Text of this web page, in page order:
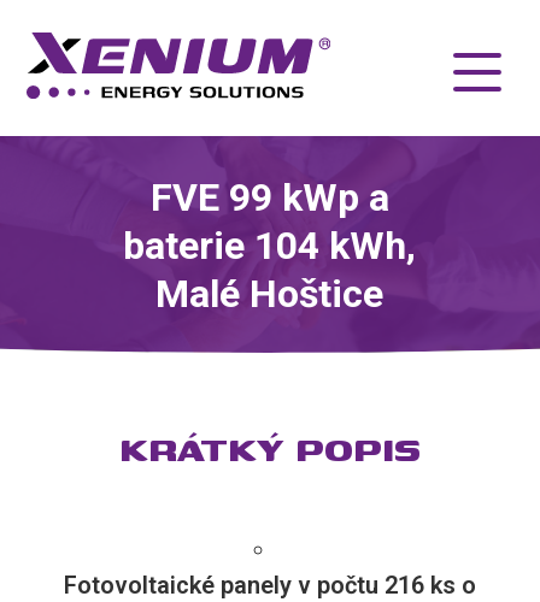
FVE 99 kWp a
baterie 104 kWh,
Malé Hoštice
KRÁTKÝ POPIS
Fotovoltaické panely v počtu 216 ks o